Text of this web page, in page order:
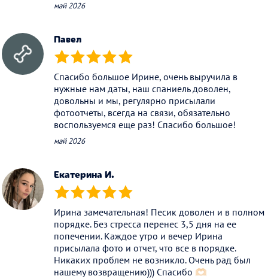
май 2026
Павел
(*) (*) (*) (*) (*)
Спасибо большое Ирине, очень выручила в
нужные нам даты, наш спаниель доволен,
довольны и мы, регулярно присылали
фотоотчеты, всегда на связи, обязательно
воспользуемся еще раз! Спасибо большое!
май 2026
Екатерина И.
(*) (*) (*) (*) (*)
Ирина замечательная! Песик доволен и в полном
порядке. Без стресса перенес 3,5 дня на ее
попечении. Каждое утро и вечер Ирина
присылала фото и отчет, что все в порядке.
Никаких проблем не возникло. Очень рад был
нашему возвращению))) Спасибо 🫶🏻